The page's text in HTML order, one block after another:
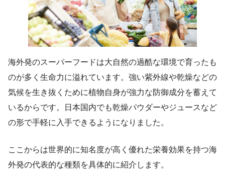
海外発のスーパーフードは大自然の過酷な環境で育ったも
のが多く生命力に溢れています。強い紫外線や乾燥などの
気候を生き抜くために植物自身が強力な防御成分を蓄えて
いるからです。日本国内でも乾燥パウダーやジュースなど
の形で手軽に入手できるようになりました。
ここからは世界的に知名度が高く優れた栄養効果を持つ海
外発の代表的な種類を具体的に紹介します。